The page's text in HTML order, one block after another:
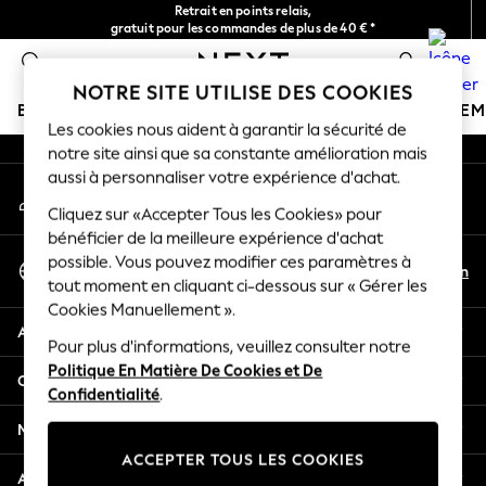
Retrait en points relais,
gratuit pour les commandes de plus de 40 € *
Livraison en 2-3 jours ouvrés*
BOUTIQUE VACANCES
HOLIDAY SHOP
Women's Holiday Shop
All Swimwear
All Beachwear
Bags & Accessories
Beach Dresses & Kaftans
Dresses
Flip Flops
Sliders
Jumpsuits & Playsuits
Linen Collection
Sandals
An error occurred on client
Nos réseaux sociaux
Mon compte
Connexion à votre compte
Sélectionnez Votre Langue
Français
En
Aide
Confidentialité et mentions légales
Ministères
Autres services
NOTRE SITE UTILISE DES COOKIES
Les cookies nous aident à garantir la sécurité de
notre site ainsi que sa constante amélioration mais
aussi à personnaliser votre expérience d'achat.
Cliquez sur «Accepter Tous les Cookies» pour
bénéficier de la meilleure expérience d'achat
possible. Vous pouvez modifier ces paramètres à
tout moment en cliquant ci-dessous sur « Gérer les
Cookies Manuellement ».
Pour plus d'informations, veuillez consulter notre
Politique En Matière De Cookies et De
Confidentialité.
ACCEPTER TOUS LES COOKIES